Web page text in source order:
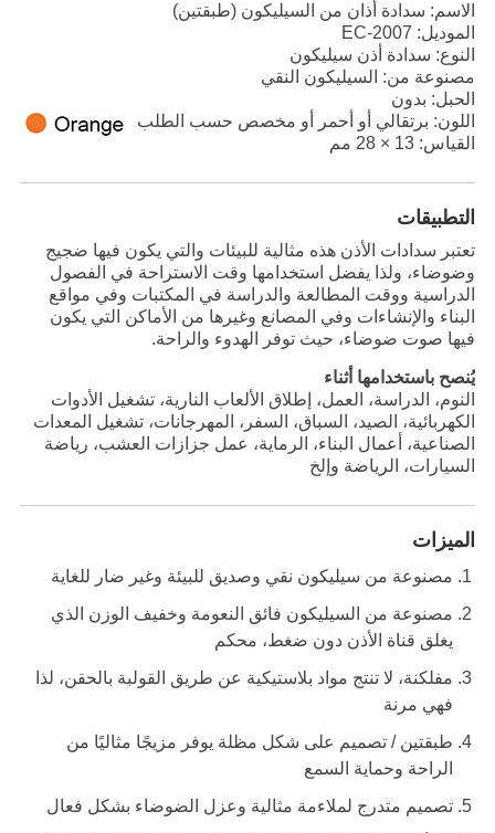
الاسم: سدادة أذان من السيليكون (طبقتين)
الموديل: EC-2007
النوع: سدادة أذن سيليكون
مصنوعة من: السيليكون النقي
الحبل: بدون
اللون: برتقالي أو أحمر أو مخصص حسب الطلب
القياس: 13 × 28 مم
التطبيقات
تعتبر سدادات الأذن هذه مثالية للبيئات والتي يكون فيها ضجيج
وضوضاء، ولذا يفضل استخدامها وقت الاستراحة في الفصول
الدراسية ووقت المطالعة والدراسة في المكتبات وفي مواقع
البناء والإنشاءات وفي المصانع وغيرها من الأماكن التي يكون
فيها صوت ضوضاء، حيث توفر الهدوء والراحة.
يُنصح باستخدامها أثناء
النوم، الدراسة، العمل، إطلاق الألعاب النارية، تشغيل الأدوات
الكهربائية، الصيد، السباق، السفر، المهرجانات، تشغيل المعدات
الصناعية، أعمال البناء، الرماية، عمل جزازات العشب، رياضة
السيارات، الرياضة وإلخ
الميزات
مصنوعة من سيليكون نقي وصديق للبيئة وغير ضار للغاية
مصنوعة من السيليكون فائق النعومة وخفيف الوزن الذي
يغلق قناة الأذن دون ضغط، محكم
مفلكنة، لا تنتج مواد بلاستيكية عن طريق القولبة بالحقن، لذا
فهي مرنة
طبقتين / تصميم على شكل مظلة يوفر مزيجًا مثاليًا من
الراحة وحماية السمع
تصميم متدرج لملاءمة مثالية وعزل الضوضاء بشكل فعال